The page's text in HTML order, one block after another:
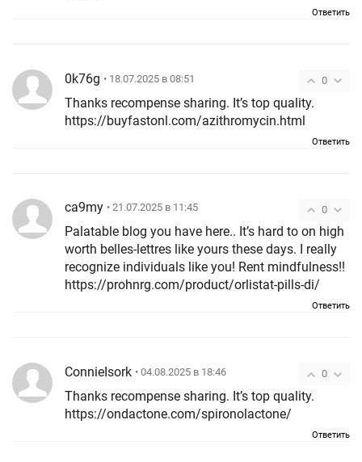
Ответить
0
0k76g • 18.07.2025 в 08:51
Thanks recompense sharing. It’s top quality.
https://buyfastonl.com/azithromycin.html
Ответить
0
ca9my • 21.07.2025 в 11:45
Palatable blog you have here.. It’s hard to on high
worth belles-lettres like yours these days. I really
recognize individuals like you! Rent mindfulness!!
https://prohnrg.com/product/orlistat-pills-di/
Ответить
0
ConnieIsork • 04.08.2025 в 18:46
Thanks recompense sharing. It’s top quality.
https://ondactone.com/spironolactone/
Ответить